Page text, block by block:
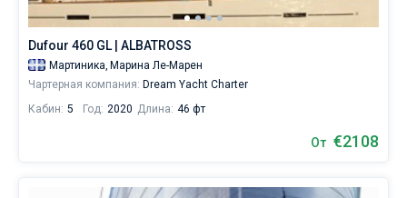
Dufour 460 GL | ALBATROSS
Мартиника, Марина Ле-Марен
Чартерная компания: Dream Yacht Charter
Кабин: 5 Год: 2020 Длина: 46 фт
От €2108